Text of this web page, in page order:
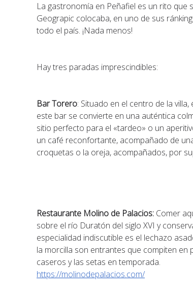
La gastronomía en Peñafiel es un rito
Geograpic colocaba, en uno de sus
todo el país. ¡Nada menos!
Hay tres paradas imprescindibles:
Bar Torero: Situado en el centro de la
este bar se convierte en una auténtica
sitio perfecto para el «tardeo» o un
un café reconfortante, acompañado de
croquetas o la oreja, acompañados, por
Restaurante Molino de Palacios: Comer
sobre el río Duratón del siglo XVI y
especialidad indiscutible es el lechazo
la morcilla son entrantes que compiten en
caseros y las setas en temporada.
https://molinodepalacios.com/